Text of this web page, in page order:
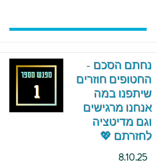
נחתם הסכם -
החטופים חוזרים
שיתפנו במה
אנחנו מרגישים
וגם מדיטציה
לחזרתם 💖
8.10.25